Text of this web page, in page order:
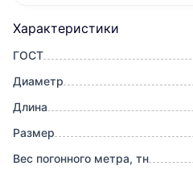
Характеристики
ГОСТ
Диаметр
Длина
Размер
Вес погонного метра, тн